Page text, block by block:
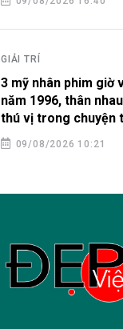
GIẢI TRÍ
3 mỹ nhân phim giờ
năm 1996, thân
thú vị trong chuyện
09/08/2026 10:21